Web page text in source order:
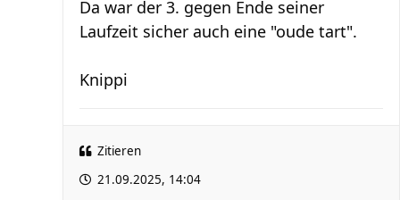
Da war der 3. gegen Ende seiner
Laufzeit sicher auch eine "oude tart".
Knippi
Zitieren
21.09.2025, 14:04